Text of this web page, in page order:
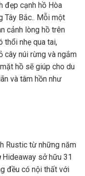
đẹp cạnh hồ Hòa
Tây Bắc.. Mỗi một
cảnh lòng hồ trên
thổi nhẹ qua tai,
cây núi rừng và ngắm
hồ sẽ giúp cho du
và tâm hồn như
Rustic từ những năm
Hideaway sở hữu 31
đều có nội thất với